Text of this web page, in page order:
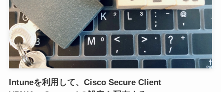
Intuneを利用して、Cisco Secure Client